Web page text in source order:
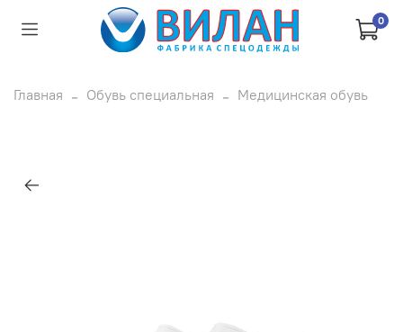
0
Главная Обувь специальная Медицинская обувь